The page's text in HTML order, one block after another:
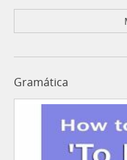
Gramática